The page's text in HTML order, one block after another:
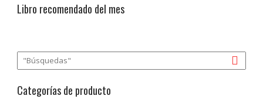
Libro recomendado del mes
Categorías de producto